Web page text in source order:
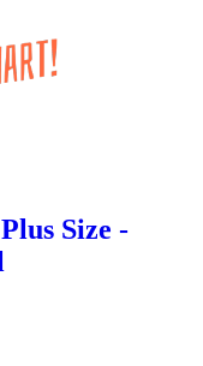
Size -